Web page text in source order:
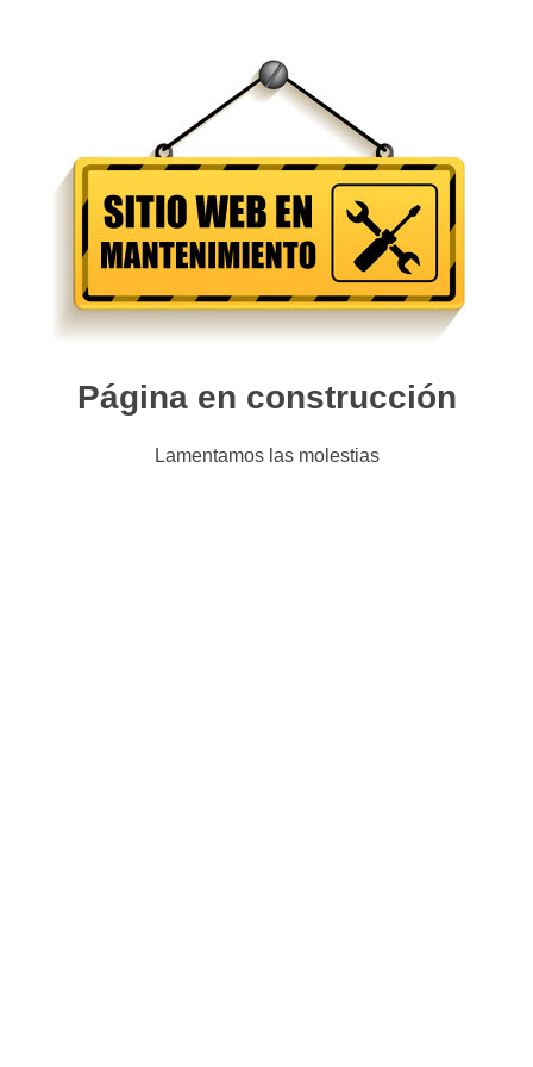
Página en construcción
Lamentamos las molestias